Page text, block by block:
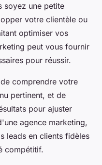
soyez une petite
votre clientèle ou
optimiser vos
peut vous fournir
pour réussir.
comprendre votre
pertinent, et de
pour ajuster
agence marketing,
leads en clients fidèles
compétitif.